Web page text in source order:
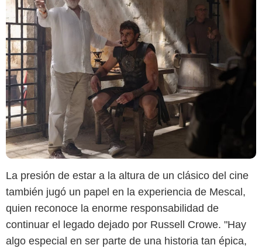
La presión de estar a la altura de un clásico del cine
también jugó un papel en la experiencia de Mescal,
quien reconoce la enorme responsabilidad de
continuar el legado dejado por Russell Crowe. "Hay
algo especial en ser parte de una historia tan épica,